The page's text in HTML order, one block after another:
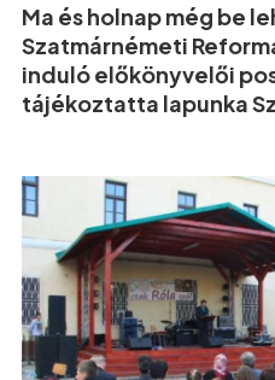
Ma és holnap még be
Szatmárnémeti
induló előkönyvelői
tájékoztatta lapunka